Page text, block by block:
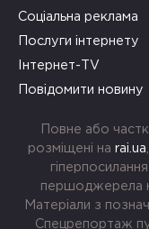
Соціальна реклама
Послуги інтернету
Інтернет-TV
Повідомити новину
Повне або
розміщені на rai.ua
першоджерела
Матеріали з
Спецрепортаж